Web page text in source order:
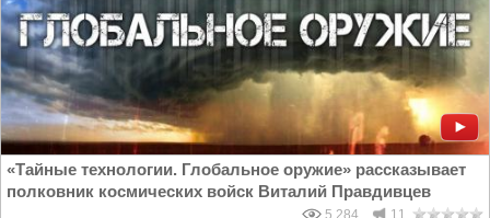
«Тайные технологии. Глобальное оружие» рассказывает
полковник космических войск Виталий Правдивцев